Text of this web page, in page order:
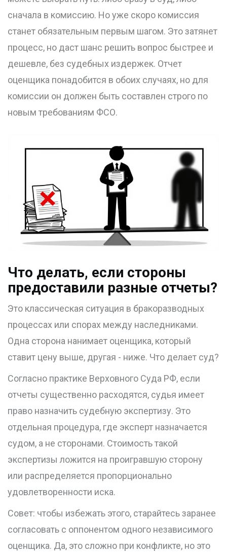
сначала в комиссию. Но уже скоро комиссия
станет обязательным первым шагом. Это затянет
процесс, но даст шанс решить вопрос быстрее и
дешевле, без судебных издержек. Отчет
оценщика понадобится в обоих случаях, но для
комиссии он должен быть составлен строго по
новым требованиям ФСО.
Что делать, если стороны
предоставили разные отчеты?
Это классическая ситуация в бракоразводных
процессах или спорах между наследниками.
Одна сторона нанимает оценщика, который
ставит цену выше, другая - ниже. Что делает суд?
Согласно практике Верховного Суда РФ, если
отчеты существенно расходятся, судья имеет
право назначить судебную экспертизу. Это
отдельная процедура, где эксперт назначается
судом, а не сторонами. Стоимость такой
экспертизы ложится на проигравшую сторону
или распределяется пропорционально
удовлетворенности иска.
Совет: чтобы избежать этого, старайтесь заранее
согласовать с оппонентом одного независимого
оценщика. Да, это сложно при конфликте, но это